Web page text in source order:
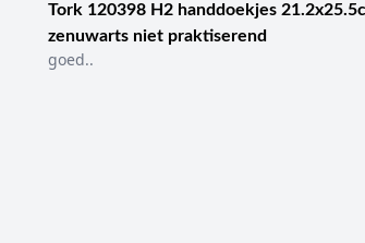
Tork 120398 H2 handdoekjes
zenuwarts niet praktiserend
goed..